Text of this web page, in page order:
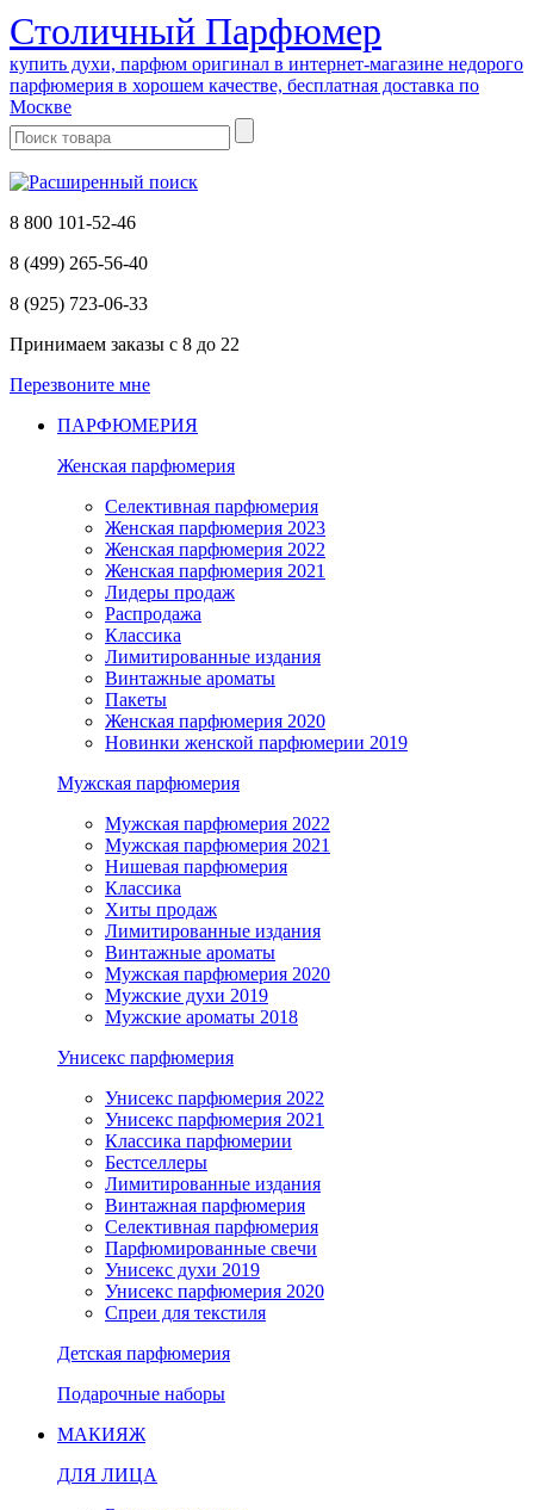
Cтоличный Парфюмер
купить духи, парфюм оригинал в интернет-магазине недорого
парфюмерия в хорошем качестве, бесплатная доставка по
Москве
8 800 101-52-46
8 (499) 265-56-40
8 (925) 723-06-33
Принимаем заказы с 8 до 22
Перезвоните мне
ПАРФЮМЕРИЯ
Женская парфюмерия
Селективная парфюмерия
Женская парфюмерия 2023
Женская парфюмерия 2022
Женская парфюмерия 2021
Лидеры продаж
Распродажа
Классика
Лимитированные издания
Винтажные ароматы
Пакеты
Женская парфюмерия 2020
Новинки женской парфюмерии 2019
Мужская парфюмерия
Мужская парфюмерия 2022
Мужская парфюмерия 2021
Нишевая парфюмерия
Классика
Хиты продаж
Лимитированные издания
Винтажные ароматы
Мужская парфюмерия 2020
Мужские духи 2019
Мужские ароматы 2018
Унисекс парфюмерия
Унисекс парфюмерия 2022
Унисекс парфюмерия 2021
Классика парфюмерии
Бестселлеры
Лимитированные издания
Винтажная парфюмерия
Селективная парфюмерия
Парфюмированные свечи
Унисекс духи 2019
Унисекс парфюмерия 2020
Спреи для текстиля
Детская парфюмерия
Подарочные наборы
МАКИЯЖ
ДЛЯ ЛИЦА